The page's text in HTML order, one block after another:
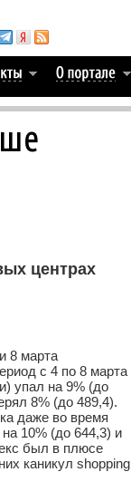
центрах
8 марта
с 4 по 8 марта
упал на 9% (до
8% (до 489,4).
даже во время
10% (до 644,3) и
был в плюсе
каникул shopping